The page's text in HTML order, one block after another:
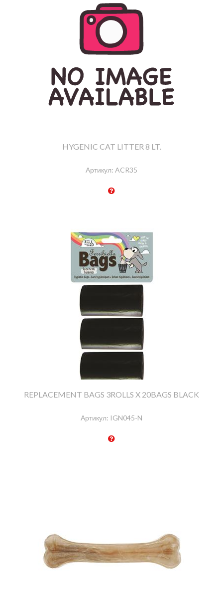
HYGENIC CAT LITTER 8 LT.
Артикул: ACR35
REPLACEMENT BAGS 3ROLLS X 20BAGS BLACK
Артикул: IGN045-N